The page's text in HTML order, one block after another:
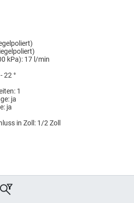
kPa): 17 l/min
22 °
1
ja
ja
in Zoll: 1/2 Zoll